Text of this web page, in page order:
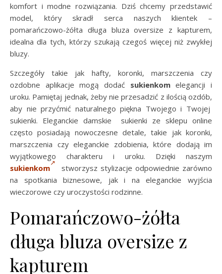
komfort i modne rozwiązania. Dziś chcemy przedstawić
model, który skradł serca naszych klientek –
pomarańczowo-żółta długa bluza oversize z kapturem,
idealna dla tych, którzy szukają czegoś więcej niż zwykłej
bluzy.
Szczegóły takie jak hafty, koronki, marszczenia czy
ozdobne aplikacje mogą dodać sukienkomelegancji i
uroku. Pamiętaj jednak, żeby nie przesadzić z ilością ozdób,
aby nie przyćmić naturalnego piękna Twojego i Twojej
sukienki. Eleganckie damskie sukienki ze sklepu online
często posiadają nowoczesne detale, takie jak koronki,
marszczenia czy eleganckie zdobienia, które dodają im
wyjątkowego charakteru i uroku. Dzięki naszym
sukienkom
stworzysz stylizacje odpowiednie zarówno
na spotkania biznesowe, jak i na eleganckie wyjścia
wieczorowe czy uroczystości rodzinne.
Pomarańczowo-żółta
długa bluza oversize z
kapturem